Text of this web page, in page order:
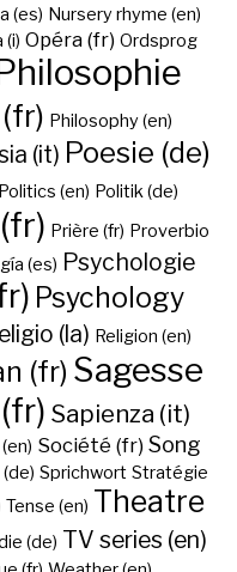
(es) Nursery rhyme (en)
(i) Opéra (fr) Ordsprog
Philosophy (en)
(it) Poesie (de)
Politics (en) Politik (de)
Prière (fr) Proverbio
(es) Psychologie
Psychology
(la) Religion (en)
(fr) Sagesse
Sapienza (it)
Société (fr) Song
Sprichwort Stratégie
Tense (en) Theatre
(de) TV series (en)